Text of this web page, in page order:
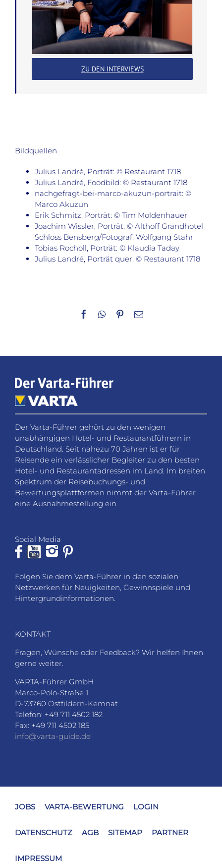
ZU DEN INTERVIEWS
Bildquellen
Julius Landré, Porträt: © Restaurant 1718
Julius Landré, Foodbild: © Restaurant 1718
nachgefragt-bei-marco-akuzun-portrait: ©
Marco Akuzun
Erik Schmitz, Porträt: © Tim Moldenhauer
Joachim Wissler, Porträt: © Althoff Grandhotel
Schloss Bensberg/Fotograf: Wolfgang Stahr
Tobias Rocholl, Porträt: © Klaudia Taday
Julius Landré, Porträt quer: © Restaurant 1718
Facebook
WhatsApp
Pinterest
E-
Der Varta-Führer gehört zu den wenigen
unabhängigen Hotel- und Restaurantführern in
Deutschland. Seit nahezu 70 Jahren ist er für
Reisende ein verlässlicher Begleiter zu den besten
Hotel- und Restaurantadressen im Land. Im breiten
Spektrum der Reisebuchungs- und
Bewertungsplattformen nimmt der Varta-Führer
eine Ausnahmestellung ein.
Social Media
Folgen Sie dem Varta-Führer in den sozialen
Netzwerken für Neuigkeiten, Gewinnspiele und
Hintergrundinformationen.
KONTAKT
Fragen, Wünsche oder Feedback? Wir helfen Ihnen
gerne weiter.
VARTA-Führer GmbH
Marco-Polo-Straße 1
D-73760 Ostfildern-Kemnat
Telefon: +49 711 4502 182
Fax: +49 711 4502 185
info@varta-guide.de
JOBS VARTA-BEWERTUNG LOGIN
DATENSCHUTZ AGB SITEMAP PARTNER
IMPRESSUM